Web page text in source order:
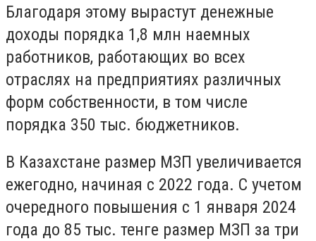
Благодаря этому вырастут денежные
доходы порядка 1,8 млн наемных
работников, работающих во всех
отраслях на предприятиях различных
форм собственности, в том числе
порядка 350 тыс. бюджетников.
В Казахстане размер МЗП увеличивается
ежегодно, начиная с 2022 года. С учетом
очередного повышения с 1 января 2024
года до 85 тыс. тенге размер МЗП за три